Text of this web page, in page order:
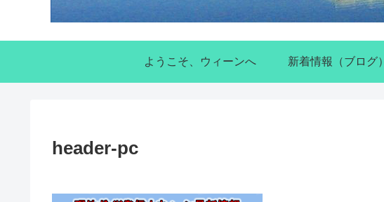
ようこそ、ウィーンへ 新着情報（ブログ）
header-pc